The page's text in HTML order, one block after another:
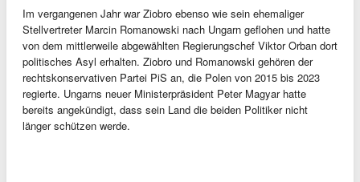
Im vergangenen Jahr war Ziobro ebenso wie sein ehemaliger
Stellvertreter Marcin Romanowski nach Ungarn geflohen und hatte
von dem mittlerweile abgewählten Regierungschef Viktor Orban dort
politisches Asyl erhalten. Ziobro und Romanowski gehören der
rechtskonservativen Partei PiS an, die Polen von 2015 bis 2023
regierte. Ungarns neuer Ministerpräsident Peter Magyar hatte
bereits angekündigt, dass sein Land die beiden Politiker nicht
länger schützen werde.